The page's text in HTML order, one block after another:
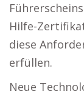
Hilfe-
diese
erfüllen.
Neue